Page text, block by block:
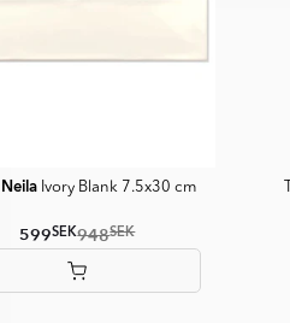
NeilaIvory Blank 7.5x30 cm
599SEK948SEK